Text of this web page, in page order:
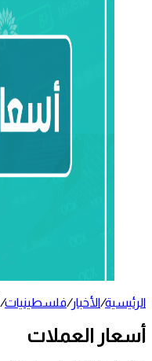
الرئيسية/الأخبار/فلسطينيات/
أسعار العملات